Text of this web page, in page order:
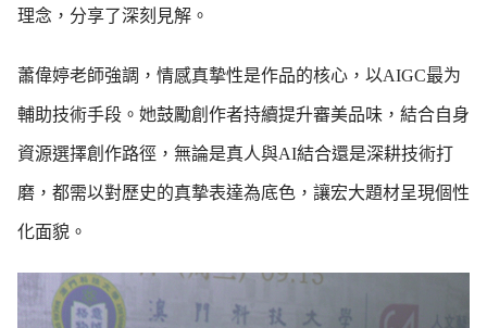
理念，分享了深刻見解。
蕭偉婷老師強調，情感真摯性是作品的核心，以AIGC最为
輔助技術手段。她鼓勵創作者持續提升審美品味，結合自身
資源選擇創作路徑，無論是真人與AI結合還是深耕技術打
磨，都需以對歷史的真摯表達為底色，讓宏大題材呈現個性
化面貌。